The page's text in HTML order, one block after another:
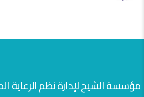
مؤسسة الشيح لإدارة نظم الرعاية